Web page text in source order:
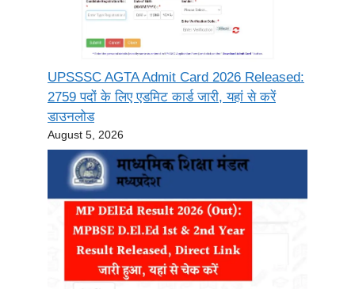
UPSSSC AGTA Admit Card 2026 Released:
2759 पदों के लिए एडमिट कार्ड जारी, यहां से करें
डाउनलोड
August 5, 2026